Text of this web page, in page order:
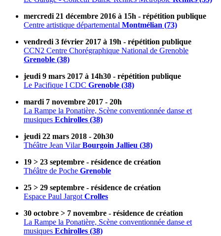
mercredi 21 décembre 2016 à 15h - répétition publique
Centre artistique départemental Montmélian (73)
vendredi 3 février 2017 à 19h - répétition publique
CCN2 Centre Chorégraphique National de Grenoble
Grenoble (38)
jeudi 9 mars 2017 à 14h30 - répétition publique
Le Pacifique I CDC Grenoble (38)
mardi 7 novembre 2017 - 20h
La Rampe la Ponatière, Scène conventionnée danse et
musiques Echirolles (38)
jeudi 22 mars 2018 - 20h30
Théâtre Jean VilarBourgoin Jallieu (38)
19 > 23 septembre - résidence de création
Théâtre de Poche Grenoble
25 > 29 septembre - résidence de création
Espace Paul Jargot Crolles
30 octobre > 7 novembre - résidence de création
La Rampe la Ponatière, Scène conventionnée danse et
musiques Echirolles (38)